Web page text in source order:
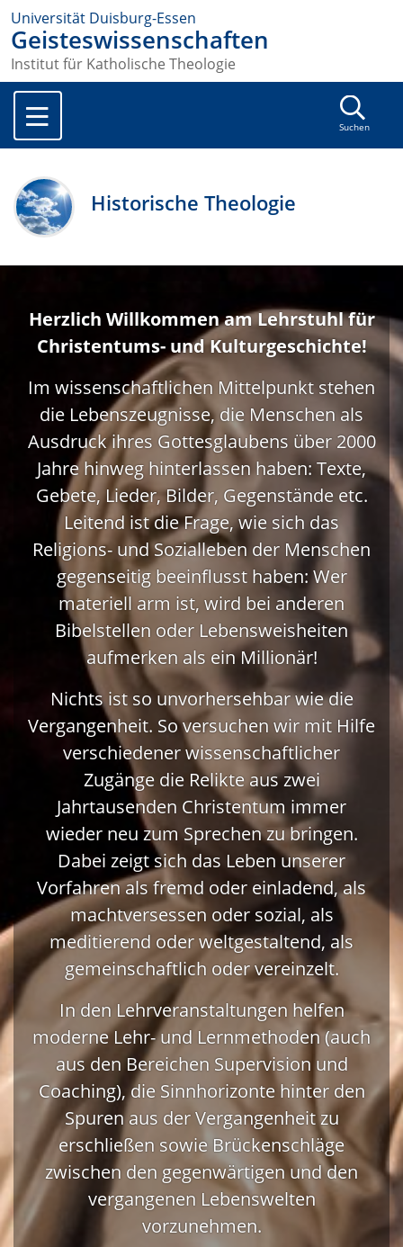
Universität Duisburg-Essen
Geisteswissenschaften
Institut für Katholische Theologie
Suchen
Historische Theologie
Herzlich Willkommen am Lehrstuhl für
Christentums- und Kulturgeschichte!
Im wissenschaftlichen Mittelpunkt stehen
die Lebenszeugnisse, die Menschen als
Ausdruck ihres Gottesglaubens über 2000
Jahre hinweg hinterlassen haben: Texte,
Gebete, Lieder, Bilder, Gegenstände etc.
Leitend ist die Frage, wie sich das
Religions- und Sozialleben der Menschen
gegenseitig beeinflusst haben: Wer
materiell arm ist, wird bei anderen
Bibelstellen oder Lebensweisheiten
aufmerken als ein Millionär!
Nichts ist so unvorhersehbar wie die
Vergangenheit. So versuchen wir mit Hilfe
verschiedener wissenschaftlicher
Zugänge die Relikte aus zwei
Jahrtausenden Christentum immer
wieder neu zum Sprechen zu bringen.
Dabei zeigt sich das Leben unserer
Vorfahren als fremd oder einladend, als
machtversessen oder sozial, als
meditierend oder weltgestaltend, als
gemeinschaftlich oder vereinzelt.
In den Lehrveranstaltungen helfen
moderne Lehr- und Lernmethoden (auch
aus den Bereichen Supervision und
Coaching), die Sinnhorizonte hinter den
Spuren aus der Vergangenheit zu
erschließen sowie Brückenschläge
zwischen den gegenwärtigen und den
vergangenen Lebenswelten
vorzunehmen.